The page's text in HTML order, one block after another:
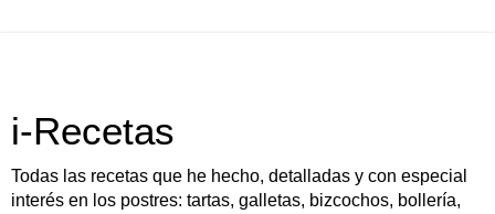
i-Recetas
Todas las recetas que he hecho, detalladas y con especial
interés en los postres: tartas, galletas, bizcochos, bollería,